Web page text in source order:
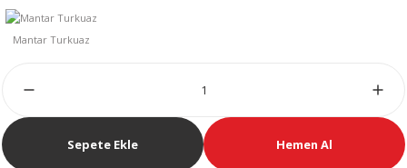
Sepete Ekle Hemen Al